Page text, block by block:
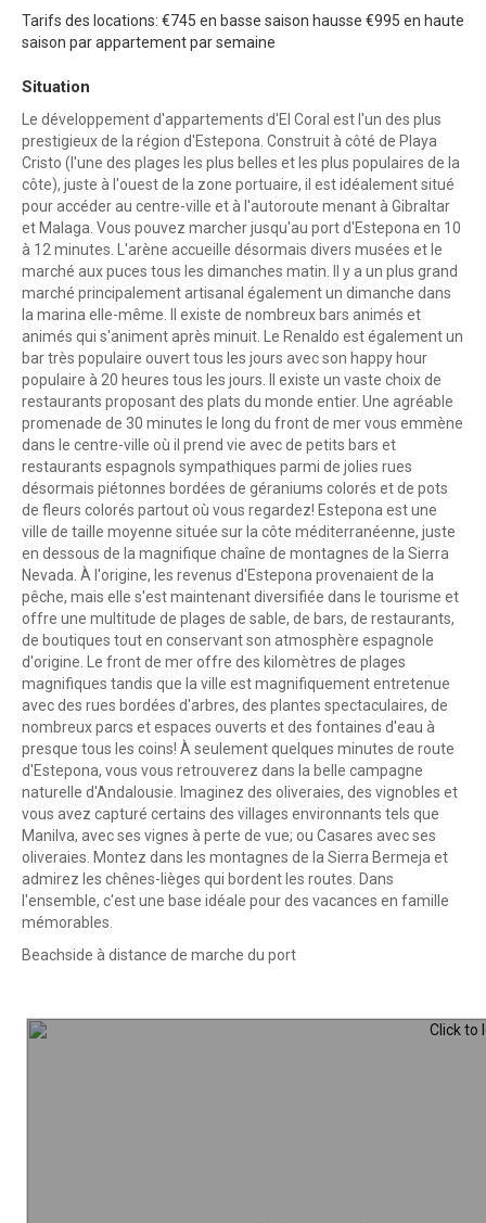
Tarifs des locations: €745 en basse saison hausse €995 en haute
saison par appartement par semaine
Situation
Le développement d'appartements d'El Coral est l'un des plus
prestigieux de la région d'Estepona. Construit à côté de Playa
Cristo (l'une des plages les plus belles et les plus populaires de la
côte), juste à l'ouest de la zone portuaire, il est idéalement situé
pour accéder au centre-ville et à l'autoroute menant à Gibraltar
et Malaga. Vous pouvez marcher jusqu'au port d'Estepona en 10
à 12 minutes. L'arène accueille désormais divers musées et le
marché aux puces tous les dimanches matin. Il y a un plus grand
marché principalement artisanal également un dimanche dans
la marina elle-même. Il existe de nombreux bars animés et
animés qui s'animent après minuit. Le Renaldo est également un
bar très populaire ouvert tous les jours avec son happy hour
populaire à 20 heures tous les jours. Il existe un vaste choix de
restaurants proposant des plats du monde entier. Une agréable
promenade de 30 minutes le long du front de mer vous emmène
dans le centre-ville où il prend vie avec de petits bars et
restaurants espagnols sympathiques parmi de jolies rues
désormais piétonnes bordées de géraniums colorés et de pots
de fleurs colorés partout où vous regardez! Estepona est une
ville de taille moyenne située sur la côte méditerranéenne, juste
en dessous de la magnifique chaîne de montagnes de la Sierra
Nevada. À l'origine, les revenus d'Estepona provenaient de la
pêche, mais elle s'est maintenant diversifiée dans le tourisme et
offre une multitude de plages de sable, de bars, de restaurants,
de boutiques tout en conservant son atmosphère espagnole
d'origine. Le front de mer offre des kilomètres de plages
magnifiques tandis que la ville est magnifiquement entretenue
avec des rues bordées d'arbres, des plantes spectaculaires, de
nombreux parcs et espaces ouverts et des fontaines d'eau à
presque tous les coins! À seulement quelques minutes de route
d'Estepona, vous vous retrouverez dans la belle campagne
naturelle d'Andalousie. Imaginez des oliveraies, des vignobles et
vous avez capturé certains des villages environnants tels que
Manilva, avec ses vignes à perte de vue; ou Casares avec ses
oliveraies. Montez dans les montagnes de la Sierra Bermeja et
admirez les chênes-lièges qui bordent les routes. Dans
l'ensemble, c'est une base idéale pour des vacances en famille
mémorables.
Beachside à distance de marche du port